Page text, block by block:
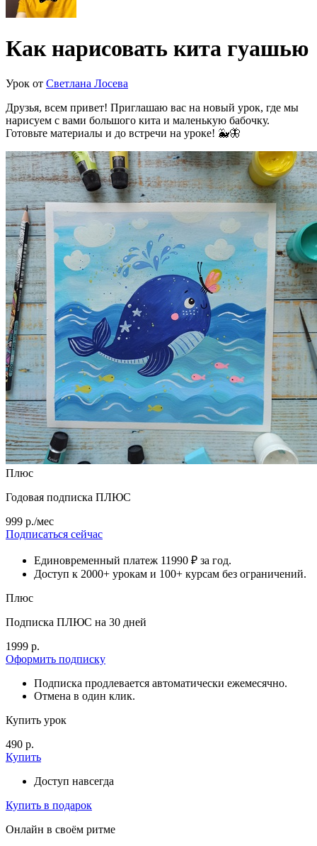
Как нарисовать кита гуашью
Урок от Светлана Лосева
Друзья, всем привет! Приглашаю вас на новый урок, где мы
нарисуем с вами большого кита и маленькую бабочку.
Готовьте материалы и до встречи на уроке! 🐳🦋
Плюс
Годовая подписка ПЛЮС
999 р./мес
Подписаться сейчас
Единовременный платеж 11990 ₽ за год.
Доступ к 2000+ урокам и 100+ курсам без ограничений.
Плюс
Подписка ПЛЮС на 30 дней
1999 р.
Оформить подписку
Подписка продлевается автоматически ежемесячно.
Отмена в один клик.
Купить урок
490 р.
Купить
Доступ навсегда
Купить в подарок
Онлайн в своём ритме